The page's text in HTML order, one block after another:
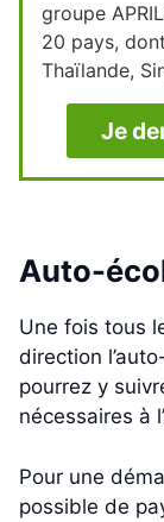
groupe
20 pays,
Thaïlande,
Je
Auto-
Une fois tous
direction
pourrez y
nécessaires à
Pour une
possible de